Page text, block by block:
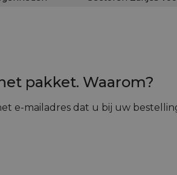
pakket. Waarom?
e-mailadres dat u bij uw